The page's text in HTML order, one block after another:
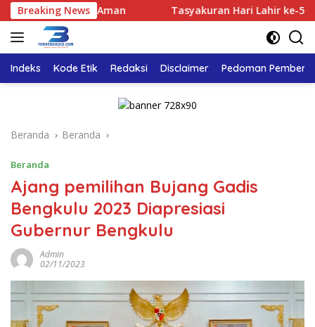
Langsung
ke
konten
Breaking News
Tetap Aman Tasyakuran Hari Lahir ke-50 Bahlil
Indeks Kode Etik Redaksi Disclaimer Pedoman
Beranda Beranda
Beranda
Ajang pemilihan Bujang Gadis
Bengkulu 2023 Diapresiasi
Gubernur Bengkulu
Admin
02/11/2023